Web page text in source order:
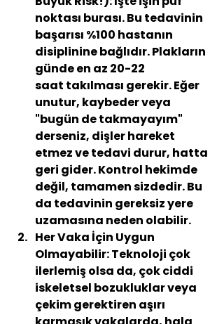
noktası burası. Bu tedavinin
başarısı %100 hastanın
disiplinine bağlıdır. Plakların
günde en az 20-22
saat takılması gerekir. Eğer
unutur, kaybeder veya
"bugün de takmayayım"
derseniz, dişler hareket
etmez ve tedavi durur, hatta
geri gider. Kontrol hekimde
değil, tamamen sizdedir. Bu
da tedavinin gereksiz yere
uzamasına neden olabilir.
Her Vaka İçin Uygun
Olmayabilir: Teknoloji çok
ilerlemiş olsa da, çok ciddi
iskeletsel bozukluklar veya
çekim gerektiren aşırı